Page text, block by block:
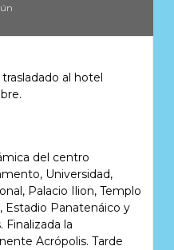
al hotel
del centro
Universidad,
Palacio Ilion, Templo
Estadio Panatenáico y
la
Acrópolis. Tarde